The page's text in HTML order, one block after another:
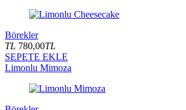
Börekler
TL 780,00TL
SEPETE EKLE
Limonlu Mimoza